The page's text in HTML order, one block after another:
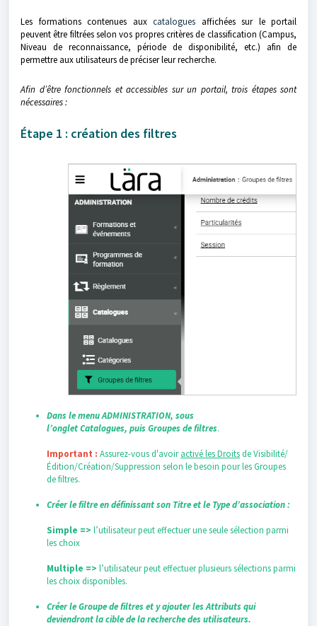
Les formations contenues aux catalogues affichées sur le portail
peuvent être filtrées selon vos propres critères de classification (Campus,
Niveau de reconnaissance, période de disponibilité, etc.) afin de
permettre aux utilisateurs de préciser leur recherche.
Afin d’être fonctionnels et accessibles sur un portail, trois étapes sont
nécessaires :
Étape 1 : création des filtres
Dans lemenu ADMINISTRATION, sous
l’ongletCatalogues, puisGroupes de filtres.
Important : Assurez-vous d'avoiractivé les Droitsde Visibilité/
Édition/Création/Suppression selon le besoin pour les Groupes
de filtres.
Créer le filtre en définissant son Titreet le Type d’association :
Simple => l’utilisateur peut effectuer une seule sélection parmi
les choix
Multiple => l’utilisateur peut effectuer plusieurs sélections parmi
les choix disponibles.
Créer le Groupe de filtres et y ajouter les Attributs qui
deviendront la cible de la recherche des utilisateurs.